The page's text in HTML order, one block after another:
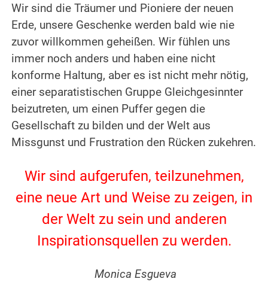
Wir sind die Träumer und Pioniere der neuen
Erde, unsere Geschenke werden bald wie nie
zuvor willkommen geheißen.Wir fühlen uns
immer noch anders und haben eine nicht
konforme Haltung, aber es ist nicht mehr nötig,
einer separatistischen Gruppe Gleichgesinnter
beizutreten, um einen Puffer gegen die
Gesellschaft zu bilden und der Welt aus
Missgunst und Frustration den Rücken zukehren.
Wir sind aufgerufen, teilzunehmen,
eine neue Art und Weise zu zeigen, in
der Welt zu sein und anderen
Inspirationsquellen zu werden.
Monica Esgueva